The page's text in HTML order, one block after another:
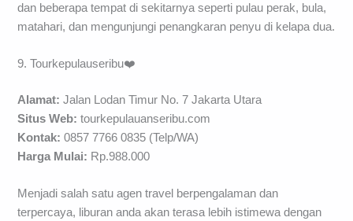
dan beberapa tempat di sekitarnya seperti pulau perak, bula,
matahari, dan mengunjungi penangkaran penyu di kelapa dua.
9. Tourkepulauseribu❤️
Alamat: Jalan Lodan Timur No. 7 Jakarta Utara
Situs Web: tourkepulauanseribu.com
Kontak: 0857 7766 0835 (Telp/WA)
Harga Mulai: Rp.988.000
Menjadi salah satu agen travel berpengalaman dan
terpercaya, liburan anda akan terasa lebih istimewa dengan